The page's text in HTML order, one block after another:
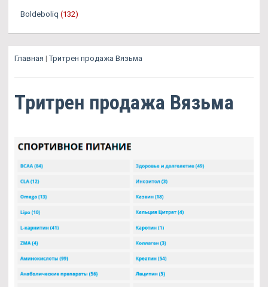
Boldeboliq (132)
Главная |Тритрен продажа Вязьма
Тритрен продажа Вязьма